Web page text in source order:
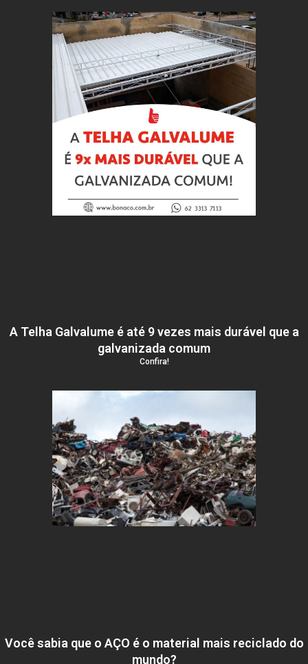
A Telha Galvalume é até 9 vezes mais durável que a
galvanizada comum
Confira!
Você sabia que o AÇO é o material mais reciclado do
mundo?